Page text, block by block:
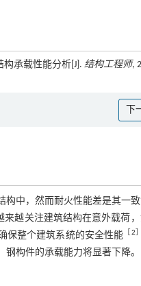
承载性能分析[J]. 结构工程师,
下
中，然而耐火性能差是其一
越关注建筑结构在意外载荷
保整个建筑系统的安全性能
2
构件的承载能力将显著下降